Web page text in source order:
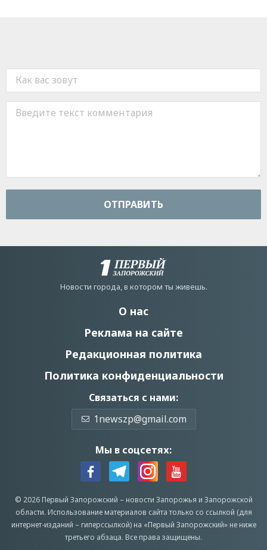
ОТПРАВИТЬ
Новости города, в котором ты живешь.
О нас
Реклама на сайте
Редакционная политика
Политика конфиденциальности
Связаться с нами:
1newszp@gmail.com
Мы в соцсетях:
© 2026 Первый Запорожский – новости Запорожья и Запорожской
области. Использование материалов сайта только со ссылкой (для
интернет-изданий – гиперссылкой) на «Первый Запорожский» не ниже
третьего абзаца. Все права защищены.